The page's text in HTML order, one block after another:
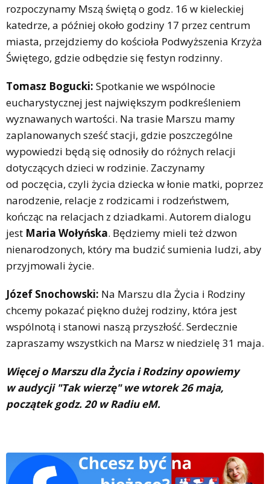
rozpoczynamy Mszą świętą o godz. 16 w kieleckiej
katedrze, a później około godziny 17 przez centrum
miasta, przejdziemy do kościoła Podwyższenia Krzyża
Świętego, gdzie odbędzie się festyn rodzinny.
Tomasz Bogucki: Spotkanie we wspólnocie
eucharystycznej jest największym podkreśleniem
wyznawanych wartości. Na trasie Marszu mamy
zaplanowanych sześć stacji, gdzie poszczególne
wypowiedzi będą się odnosiły do różnych relacji
dotyczących dzieci w rodzinie. Zaczynamy
od poczęcia, czyli życia dziecka w łonie matki, poprzez
narodzenie, relacje z rodzicami i rodzeństwem,
kończąc na relacjach z dziadkami. Autorem dialogu
jest Maria Wołyńska. Będziemy mieli też dzwon
nienarodzonych, który ma budzić sumienia ludzi, aby
przyjmowali życie.
Józef Snochowski: Na Marszu dla Życia i Rodziny
chcemy pokazać piękno dużej rodziny, która jest
wspólnotą i stanowi naszą przyszłość. Serdecznie
zapraszamy wszystkich na Marsz w niedzielę 31 maja.
Więcej o Marszu dla Życia i Rodziny opowiemy
w audycji "Tak wierzę" we wtorek 26 maja,
początek godz. 20 w Radiu eM.